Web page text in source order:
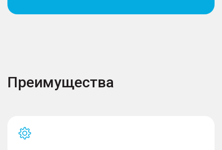
Преимущества